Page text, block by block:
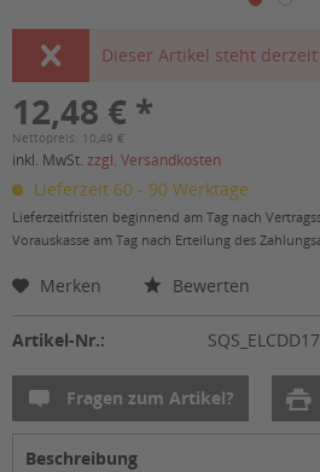
Dieser Artikel steht
12,48 € *
Nettopreis: 10,49 €
inkl. MwSt. zzgl. Versandkosten
Lieferzeit 60 - 90 Werktage
Lieferzeitfristen beginnend am Tag nach
Vorauskasse am Tag nach Erteilung des
Merken Bewerten
Artikel-Nr.:
Fragen zum Artikel?
Beschreibung